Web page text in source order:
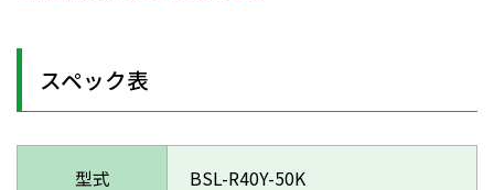
スペック表
型式 BSL-R40Y-50K